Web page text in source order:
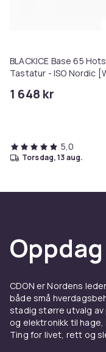
BLACKICE Base 65
Tastatur - ISO Nordic
1 648 kr
5,0
torsdag, 13 aug.
Oppdag
CDON er Nordens
både små
stadig større utvalg
og elektronikk til
Ting for livet, rett og